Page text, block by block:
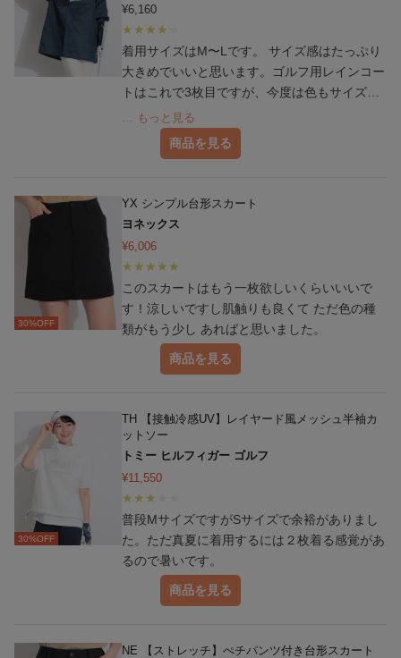
¥6,160
着用サイズはM〜Lです。 サイズ感はたっぷり
大きめでいいと思います。ゴルフ用レインコー
トはこれで3枚目ですが、今度は色もサイズも
気に入ったので使い古くなるまで一択です。
梅雨明けしましたが、突然の雨や肌寒い日など
かなり使えそうでキャリーバッグに入れておき
じで入ってれば安心ですね^ ^
… もっと見る
商品を見る
30%OFF
YX シンプル台形スカート
ヨネックス
¥6,006
このスカートはもう一枚欲しいくらいいいで
す！涼しいですし肌触りも良くて ただ色の種
類がもう少し あればと思いました。
商品を見る
30%OFF
TH 【接触冷感UV】レイヤード風メッシュ半袖カ
ットソー
トミー ヒルフィガー ゴルフ
¥11,550
普段МサイズですがSサイズで余裕がありまし
た。ただ真夏に着用するには２枚着る感覚があ
るので暑いです。
商品を見る
NE 【ストレッチ】ぺチパンツ付き台形スカート